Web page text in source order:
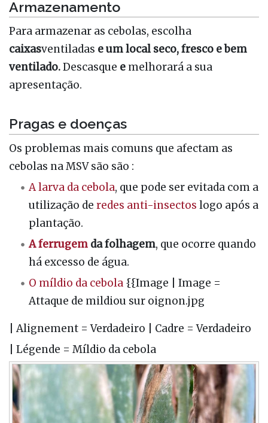
Armazenamento
Para armazenar as cebolas, escolha
caixasventiladas e um local seco, fresco e bem
ventilado.Descasque e melhorará a sua
apresentação.
Pragas e doenças
Os problemas mais comuns que afectam as
cebolas na MSV são são :
A larva da cebola, que pode ser evitada com a
utilização deredes anti-insectos logo após a
plantação.
A ferrugem da folhagem, que ocorre quando
há excesso de água.
O míldio da cebola {{Image | Image =
Attaque de mildiou sur oignon.jpg
| Alignement = Verdadeiro | Cadre = Verdadeiro
| Légende = Míldio da cebola